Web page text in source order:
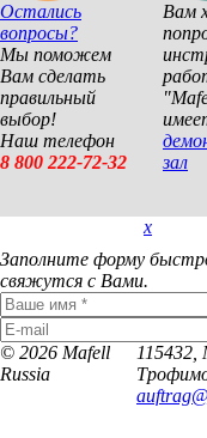
Остались
вопросы?
Мы поможем
Вам сделать
правильный
выбор!
Наш телефон
8 800 222-72-32
Вам
зал
Покупка в 1 кликx
Заполните форму
свяжутся с Вами.
© 2026 Mafell
Russia
115432,